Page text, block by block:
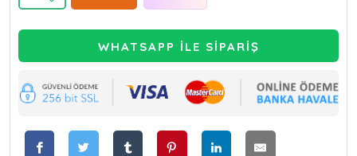
WHATSAPP İLE SİPARİŞ